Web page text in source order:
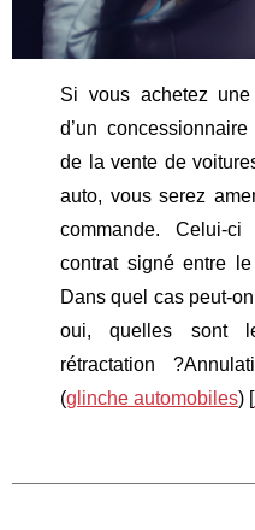
Si vous achetez
d’un
de la vente de
auto, vous serez
commande. Celui-ci
contrat signé entre le
Dans quel cas peut-
oui, quelles sont
rétractation
(glinche automobiles) [